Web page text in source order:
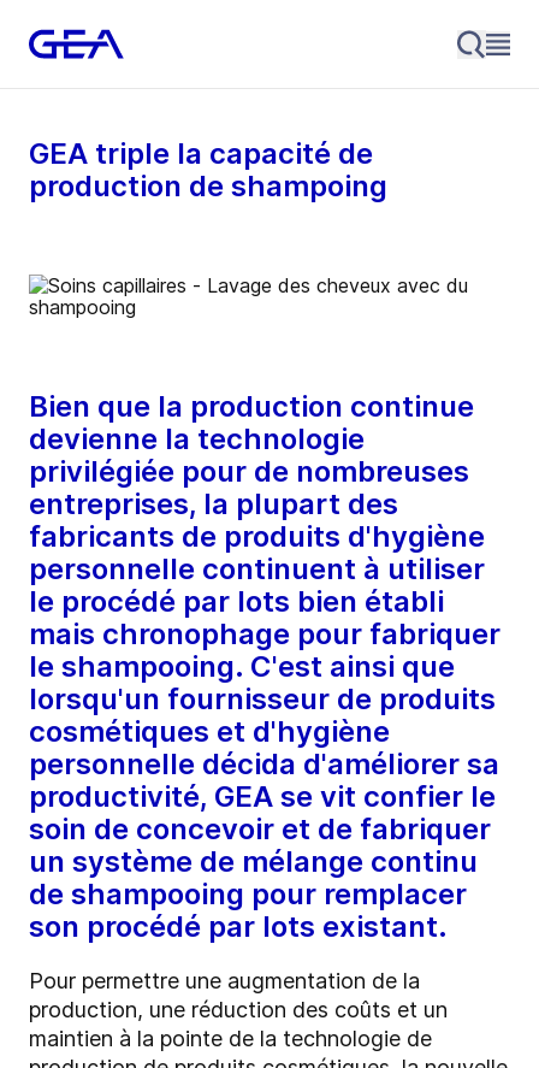
GEA triple la capacité de
production de shampoing
Bien que la production continue
devienne la technologie
privilégiée pour de nombreuses
entreprises, la plupart des
fabricants de produits d'hygiène
personnelle continuent à utiliser
le procédé par lots bien établi
mais chronophage pour fabriquer
le shampooing. C'est ainsi que
lorsqu'un fournisseur de produits
cosmétiques et d'hygiène
personnelle décida d'améliorer sa
productivité, GEA se vit confier le
soin de concevoir et de fabriquer
un système de mélange continu
de shampooing pour remplacer
son procédé par lots existant.
Pour permettre une augmentation de la
production, une réduction des coûts et un
maintien à la pointe de la technologie de